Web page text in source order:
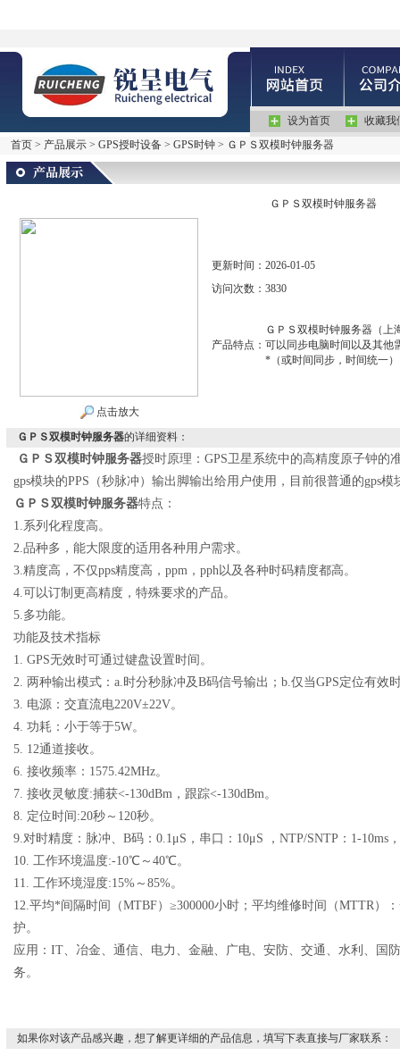
设为首页
收藏我
首页 > 产品展示 > GPS授时设备 > GPS时钟 > ＧＰＳ双模时钟服务器
ＧＰＳ双模时钟服务器
点击放大
更新时间： 2026-01-05
访问次数： 3830
产品特点：
ＧＰＳ双模时钟服务器（上
可以同步电脑时间以及其他
*（或时间同步，时间统一
ＧＰＳ双模时钟服务器的详细资料：
ＧＰＳ双模时钟服务器授时原理：GPS卫星系统中的高精度原子钟的
gps模块的PPS（秒脉冲）输出脚输出给用户使用，目前很普通的gps模
ＧＰＳ双模时钟服务器特点：
1.系列化程度高。
2.品种多，能大限度的适用各种用户需求。
3.精度高，不仅pps精度高，ppm，pph以及各种时码精度都高。
4.可以订制更高精度，特殊要求的产品。
5.多功能。
功能及技术指标
1. GPS无效时可通过键盘设置时间。
2. 两种输出模式：a.时分秒脉冲及B码信号输出；b.仅当GPS定位有效
3. 电源：交直流电220V±22V。
4. 功耗：小于等于5W。
5. 12通道接收。
6. 接收频率：1575.42MHz。
7. 接收灵敏度:捕获<-130dBm，跟踪<-130dBm。
8. 定位时间:20秒～120秒。
9.对时精度：脉冲、B码：0.1μS，串口：10μS ，NTP/SNTP：1-10ms
10. 工作环境温度:-10℃～40℃。
11. 工作环境湿度:15%～85%。
12.平均*间隔时间（MTBF）≥300000小时；平均维修时间（MTTR）
护。
应用：IT、冶金、通信、电力、金融、广电、安防、交通、水利、国
务。
如果你对该产品感兴趣，想了解更详细的产品信息，填写下表直接与厂家联系：